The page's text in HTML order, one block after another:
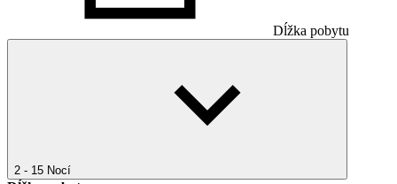
Dĺžka pobytu
2 - 15 Nocí